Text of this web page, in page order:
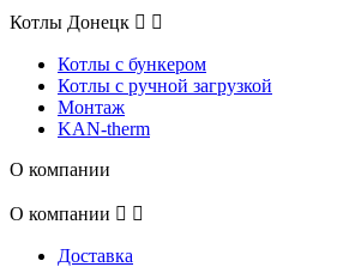
Котлы Донецк  
Котлы с бункером
Котлы с ручной загрузкой
Монтаж
KAN-therm
О компании
О компании  
Доставка